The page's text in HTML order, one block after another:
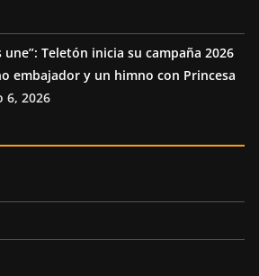
Teletón inicia su campaña 2026
embajador y un himno con Princesa
6, 2026